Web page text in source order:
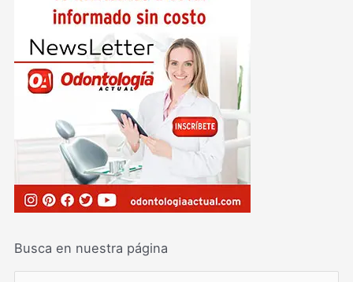
Busca en nuestra página